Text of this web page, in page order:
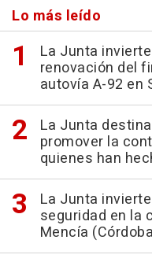
Lo más leído
La Junta
renovación del
autovía A-92 en
La Junta
promover la
quienes han
La Junta
seguridad en la
Mencía